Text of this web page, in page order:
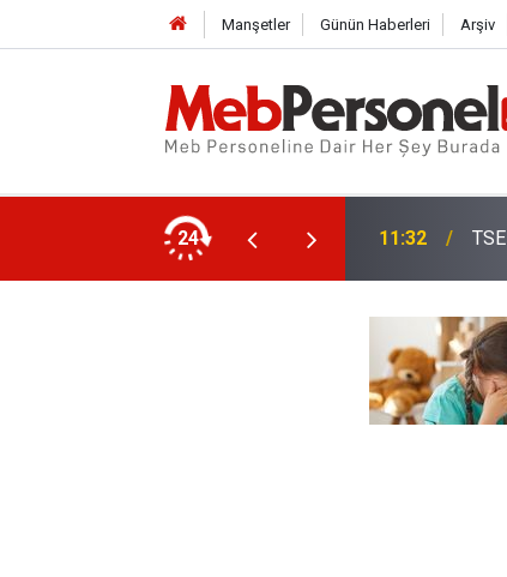
Manşetler Günün Haberleri Arşiv
24
Özel Görev 11:32